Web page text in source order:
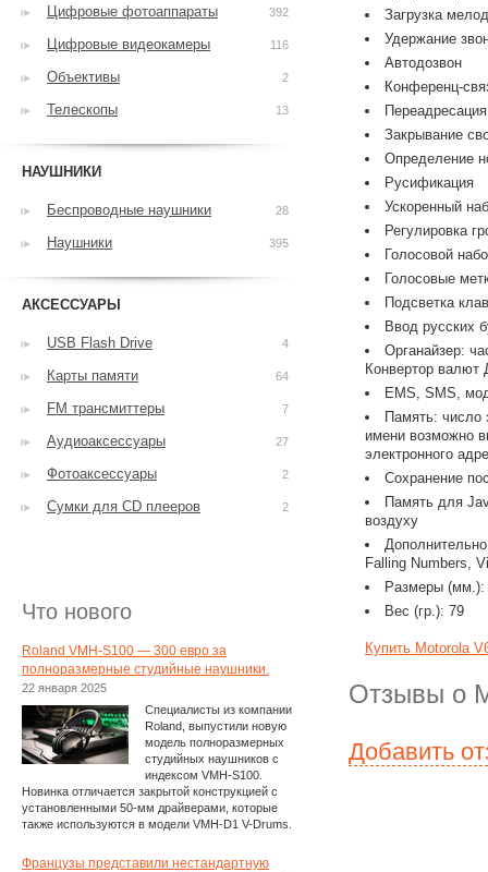
Загрузка
Удержание
Автодозвон
Конференц-
Закрывание
Определение
Русификация
Ускоренный
Регулировка
Голосовой
Голосовые
Подсветка
Ввод русских
Органайзер:
Конвертор валют
EMS, SMS,
Память: число
имени возможно
электронного
Сохранение
Память для
воздуху
Falling Numbers,
Размеры (мм.):
Вес (гр.): 79
Купить Motorola
Отзывы о
Добавить
Цифровые фотоаппараты 392
Цифровые видеокамеры 116
Объективы 2
Телескопы 13
НАУШНИКИ
Беспроводные наушники 28
Наушники 395
АКСЕССУАРЫ
USB Flash Drive 4
Карты памяти 64
FM трансмиттеры 7
Аудиоаксессуары 27
Фотоаксессуары 2
Сумки для CD плееров 2
Что нового
Roland VMH-S100 — 300 евро за
полноразмерные студийные наушники.
22 января 2025
Специалисты из компании
Roland, выпустили новую
модель полноразмерных
студийных наушников с
индексом VMH-S100.
Новинка отличается закрытой конструкцией с
установленными 50-мм драйверами, которые
также используются в модели VMH-D1 V-Drums.
Французы представили нестандартную